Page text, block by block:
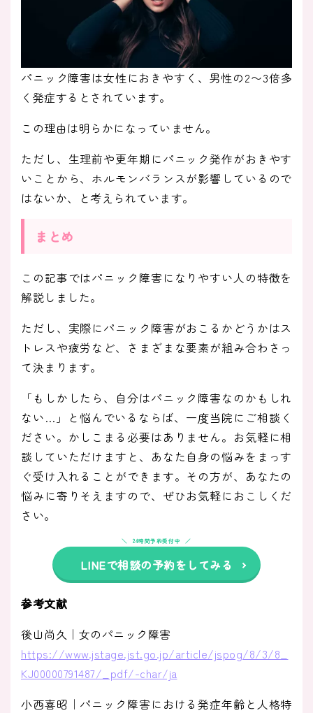
パニック障害は女性におきやすく、男性の2〜3倍多
く発症するとされています。
この理由は明らかになっていません。
ただし、生理前や更年期にパニック発作がおきやす
いことから、ホルモンバランスが影響しているので
はないか、と考えられています。
まとめ
この記事ではパニック障害になりやすい人の特徴を
解説しました。
ただし、実際にパニック障害がおこるかどうかはス
トレスや疲労など、さまざまな要素が組み合わさっ
て決まります。
「もしかしたら、自分はパニック障害なのかもしれ
ない…」と悩んでいるならば、一度当院にご相談く
ださい。かしこまる必要はありません。お気軽に相
談していただけますと、あなた自身の悩みをまっす
ぐ受け入れることができます。その方が、あなたの
悩みに寄りそえますので、ぜひお気軽におこしくだ
さい。
24時間予約受付中
LINEで相談の予約をしてみる
参考文献
後山尚久｜女のパニック障害
https://www.jstage.jst.go.jp/article/jspog/8/3/8_
KJ00000791487/_pdf/-char/ja
小西喜昭｜パニック障害における発症年齢と人格特